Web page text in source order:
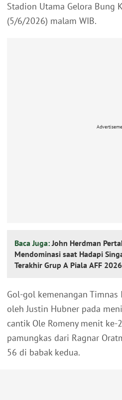
Stadion Utama Gelora Bung
(5/6/2026) malam WIB.
Baca Juga:John Herdman
Mendominasi saat Hadapi
Terakhir Grup A Piala AFF 2026
Gol-gol kemenangan
oleh Justin Hubner pada
cantik Ole Romeny menit
pamungkas dari Ragnar
56 di babak kedua.